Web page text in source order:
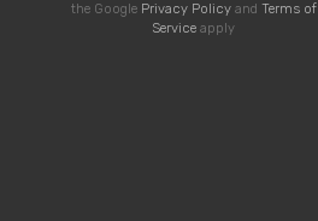
the Google Privacy Policyand Terms of
Service apply